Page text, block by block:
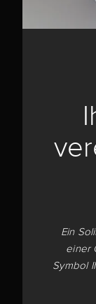
Ein
einer
Symbol